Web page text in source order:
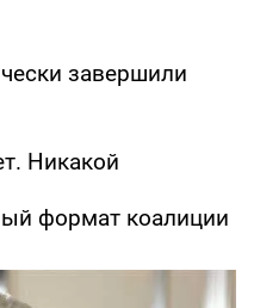
завершили
Никакой
формат коалиции